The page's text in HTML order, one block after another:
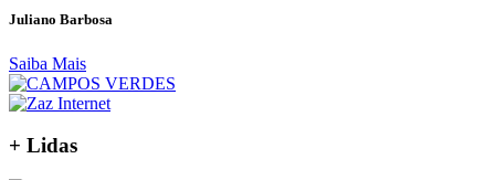
Juliano Barbosa
Saiba Mais
+ Lidas